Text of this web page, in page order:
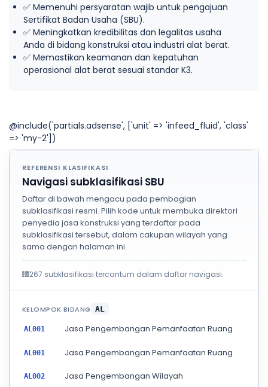
✅ Memenuhi persyaratan wajib untuk pengajuan
Sertifikat Badan Usaha (SBU).
✅ Meningkatkan kredibilitas dan legalitas usaha
Anda di bidang konstruksi atau industri alat berat.
✅ Memastikan keamanan dan kepatuhan
operasional alat berat sesuai standar K3.
@include('partials.adsense', ['unit' => 'infeed_fluid', 'class'
=> 'my-2'])
REFERENSI KLASIFIKASI
Navigasi subklasifikasi SBU
Daftar di bawah mengacu pada pembagian
subklasifikasi resmi. Pilih kode untuk membuka direktori
penyedia jasa konstruksi yang terdaftar pada
subklasifikasi tersebut, dalam cakupan wilayah yang
sama dengan halaman ini.
267 subklasifikasi tercantum dalam daftar navigasi.
KELOMPOK BIDANG AL
AL001 Jasa Pengembangan Pemanfaatan Ruang
AL001 Jasa Pengembangan Pemanfaatan Ruang
AL002 Jasa Pengembangan Wilayah